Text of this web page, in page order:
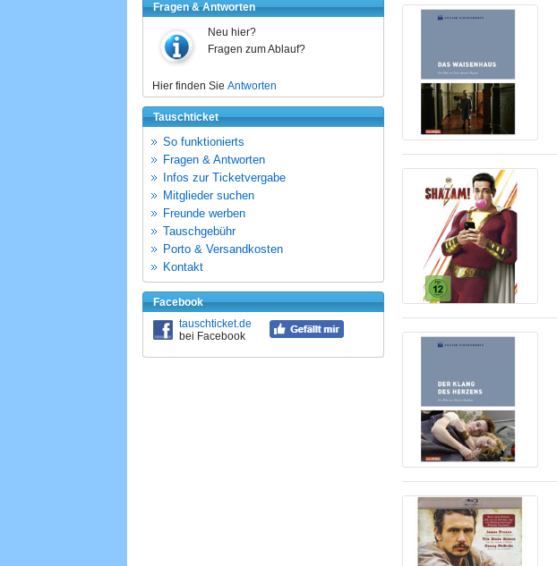
Fragen & Antworten
Neu hier?
Fragen zum Ablauf?
Hier finden Sie Antworten
Tauschticket
So funktionierts
Fragen & Antworten
Infos zur Ticketvergabe
Mitglieder suchen
Freunde werben
Tauschgebühr
Porto & Versandkosten
Kontakt
Facebook
tauschticket.de
bei Facebook